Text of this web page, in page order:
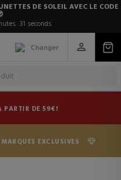
DE SOLEIL AVEC LE CODE
31 seconds
Changer
PARTIR DE 59€!
EXCLUSIVES